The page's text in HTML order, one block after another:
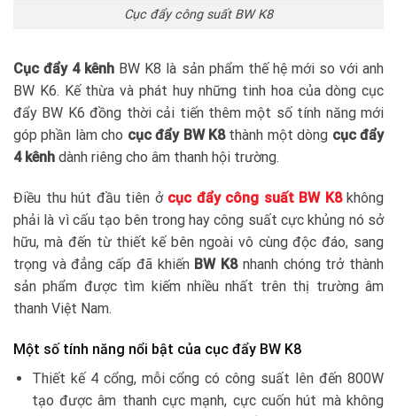
Cục đẩy công suất BW K8
Cục đẩy 4 kênh BW K8 là sản phẩm thế hệ mới so với anh
BW K6. Kế thừa và phát huy những tinh hoa của dòng cục
đẩy BW K6 đồng thời cải tiến thêm một số tính năng mới
góp phần làm cho cục đẩy BW K8thành một dòng cục đẩy
4 kênh dành riêng cho âm thanh hội trường.
Điều thu hút đầu tiên ở cục đẩy công suất BW K8không
phải là vì cấu tạo bên trong hay công suất cực khủng nó sở
hữu, mà đến từ thiết kế bên ngoài vô cùng độc đáo, sang
trọng và đẳng cấp đã khiến BW K8nhanh chóng trở thành
sản phẩm được tìm kiếm nhiều nhất trên thị trường âm
thanh Việt Nam.
Một số tính năng nổi bật của cục đẩy BW K8
Thiết kế 4 cổng, mỗi cổng có công suất lên đến 800W
tạo được âm thanh cực mạnh, cực cuốn hút mà không